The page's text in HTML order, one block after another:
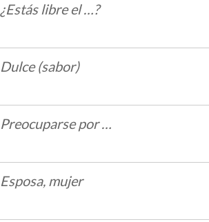
¿Estás libre el …?
Dulce (sabor)
Preocuparse por …
Esposa, mujer